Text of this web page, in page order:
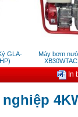
Máy bơm nước
XB30WTAC
In